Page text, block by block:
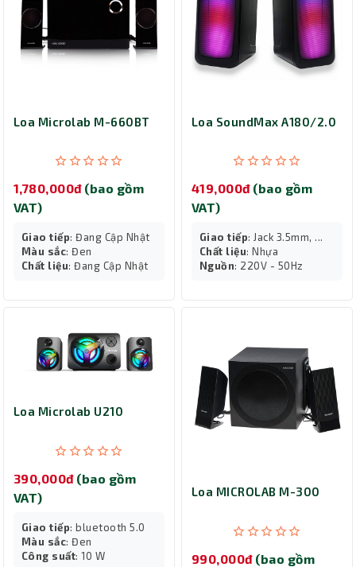
Loa Microlab M-660BT
1,780,000đ (bao gồm
VAT)
Giao tiếp: Đang Cập Nhật
Màu sắc: Đen
Chất liệu: Đang Cập Nhật
Loa SoundMax A180/2.0
419,000đ (bao gồm
VAT)
Giao tiếp: Jack 3.5mm, ...
Chất liệu: Nhựa
Nguồn: 220V - 50Hz
Loa Microlab U210
390,000đ (bao gồm
VAT)
Giao tiếp: bluetooth 5.0
Màu sắc: Đen
Công suất: 10 W
Loa MICROLAB M-300
990,000đ (bao gồm